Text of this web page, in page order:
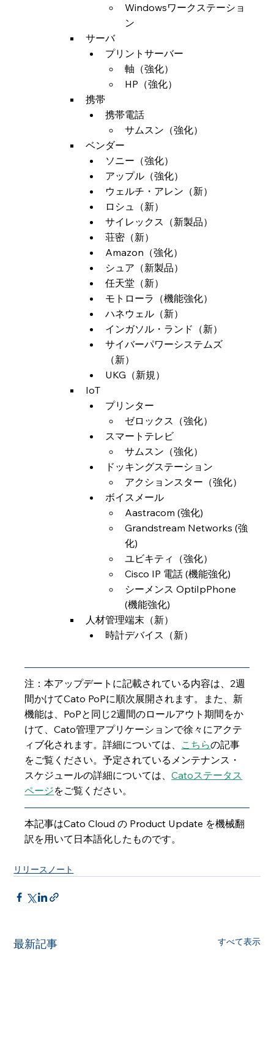
Windowsワークステーショ
ン
サーバ
プリントサーバー
軸（強化）
HP（強化）
携帯
携帯電話
サムスン（強化）
ベンダー
ソニー（強化）
アップル（強化）
ウェルチ・アレン（新）
ロシュ（新）
サイレックス（新製品）
荘密（新）
Amazon（強化）
シュア（新製品）
任天堂（新）
モトローラ（機能強化）
ハネウェル（新）
インガソル・ランド（新）
サイバーパワーシステムズ
（新）
UKG（新規）
IoT
プリンター
ゼロックス（強化）
スマートテレビ
サムスン（強化）
ドッキングステーション
アクションスター（強化）
ボイスメール
Aastracom (強化)
Grandstream Networks (強
化)
ユビキティ（強化）
Cisco IP 電話 (機能強化)
シーメンス OptiIpPhone
(機能強化)
人材管理端末（新）
時計デバイス（新）
注：本アップデートに記載されている内容は、2週
間かけてCato PoPに順次展開されます。また、新
機能は、PoPと同じ2週間のロールアウト期間をか
けて、Cato管理アプリケーションで徐々にアクテ
ィブ化されます。詳細については、 こちらの記事
をご覧ください。予定されているメンテナンス・
スケジュールの詳細については、Catoステータス
ページをご覧ください。
本記事はCato Cloud の Product Update を機械翻
訳を用いて日本語化したものです。
リリースノート
最新記事 すべて表示